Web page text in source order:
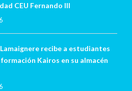
CEU Fernando III
recibe a estudiantes
Kairos en su almacén